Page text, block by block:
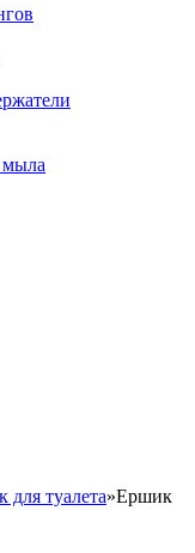
мыла
для туалета»Ершик